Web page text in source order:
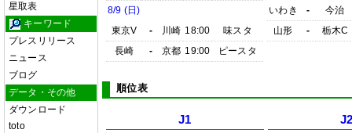
星取表
キーワード
プレスリリース
ニュース
ブログ
データ・その他
ダウンロード
toto
8/9 (日)
東京V
- 川崎 18:00
味スタ
長崎
- 京都 19:00 ピースタ
いわき
-
今治
山形
- 栃木C
順位表
J1